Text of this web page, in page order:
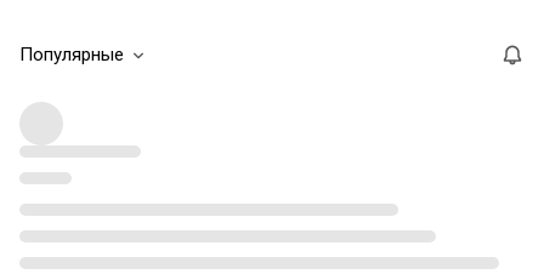
Популярные